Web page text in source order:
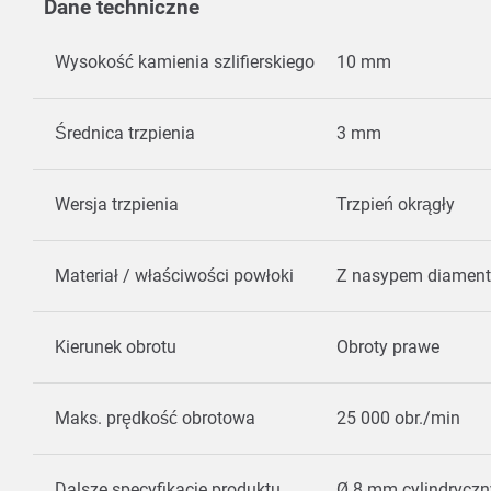
Dane techniczne
Wysokość kamienia szlifierskiego 10 mm
Średnica trzpienia 3 mm
Wersja trzpienia Trzpień okrągły
Materiał / właściwości powłoki Z nasypem
Kierunek obrotu Obroty prawe
Maks. prędkość obrotowa 25 000 obr./min